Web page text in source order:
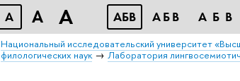
A A A АБВ АБВ АБВ
Национальный исследовательский университет
филологических наук
Лаборатория